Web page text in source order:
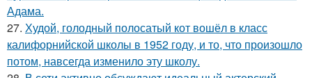
Адама.
27. Худой, голодный полосатый кот вошёл в класс
калифорнийской школы в 1952 году, и то, что произошло
потом, навсегда изменило эту школу.